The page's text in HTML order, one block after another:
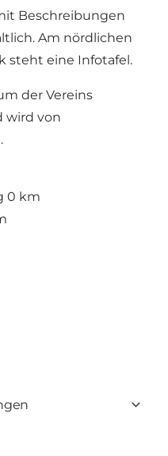
Beschreibungen
Am nördlichen
steht eine Infotafel.
der Vereins
wird von
0 km